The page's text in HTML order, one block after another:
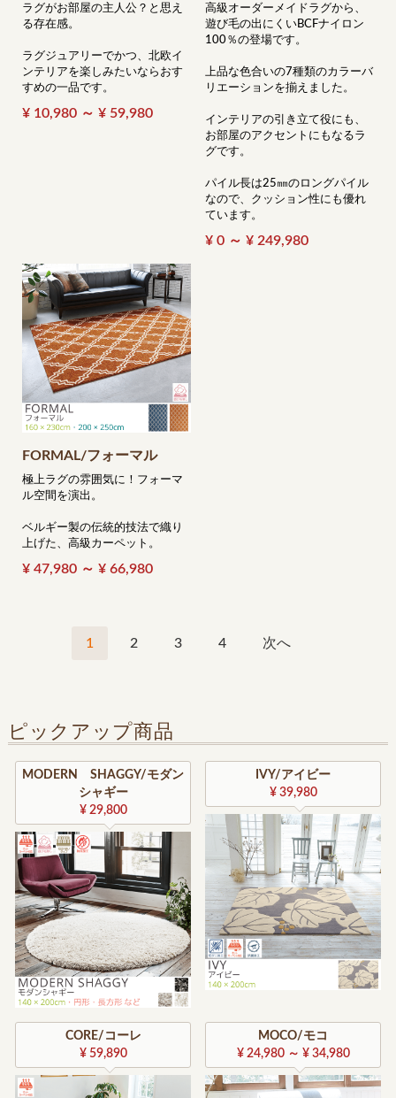
ラグがお部屋の主人公？と思え
る存在感。
ラグジュアリーでかつ、北欧イ
ンテリアを楽しみたいならおす
すめの一品です。
¥ 10,980 ～ ¥ 59,980
高級オーダーメイドラグから、
遊び毛の出にくいBCFナイロン
100％の登場です。
上品な色合いの7種類のカラーバ
リエーションを揃えました。
インテリアの引き立て役にも、
お部屋のアクセントにもなるラ
グです。
パイル長は25㎜のロングパイル
なので、クッション性にも優れ
ています。
¥ 0 ～ ¥ 249,980
FORMAL/フォーマル
極上ラグの雰囲気に！フォーマ
ル空間を演出。
ベルギー製の伝統的技法で織り
上げた、高級カーペット。
¥ 47,980 ～ ¥ 66,980
1 2 3 4 次へ
ピックアップ商品
MODERN SHAGGY/モダン
シャギー
¥ 29,800
IVY/アイビー
¥ 39,980
CORE/コーレ
¥ 59,890
MOCO/モコ
¥ 24,980 ～ ¥ 34,980